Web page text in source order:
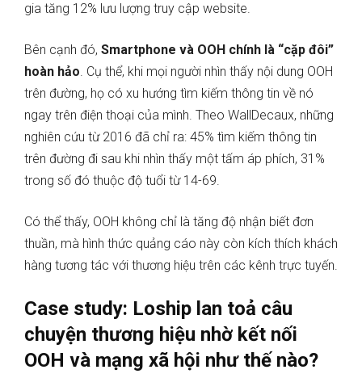
gia tăng 12% lưu lượng truy cập website.
Bên cạnh đó, Smartphone và OOH chính là “cặp đôi”
hoàn hảo. Cụ thể, khi mọi người nhìn thấy nội dung OOH
trên đường, họ có xu hướng tìm kiếm thông tin về nó
ngay trên điện thoại của mình. Theo WallDecaux, những
nghiên cứu từ 2016 đã chỉ ra: 45% tìm kiếm thông tin
trên đường đi sau khi nhìn thấy một tấm áp phích, 31%
trong số đó thuộc độ tuổi từ 14-69.
Có thể thấy, OOH không chỉ là tăng độ nhận biết đơn
thuần, mà hình thức quảng cáo này còn kích thích khách
hàng tương tác với thương hiệu trên các kênh trực tuyến.
Case study: Loship lan toả câu
chuyện thương hiệu nhờ kết nối
OOH và mạng xã hội như thế nào?